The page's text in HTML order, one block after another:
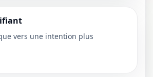
vers une intention plus